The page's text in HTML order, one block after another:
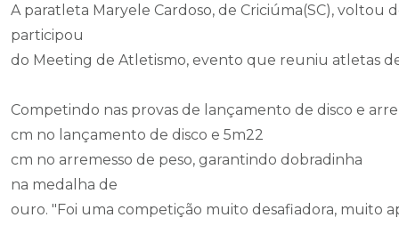
A paratleta Maryele Cardoso, de Criciúma(SC), voltou
participou
do Meeting de Atletismo, evento que reuniu atletas
Competindo nas provas de lançamento de disco e
cm no lançamento de disco e 5m22
cm no arremesso de peso, garantindo dobradinha
na medalha de
ouro. "Foi uma competição muito desafiadora, muito